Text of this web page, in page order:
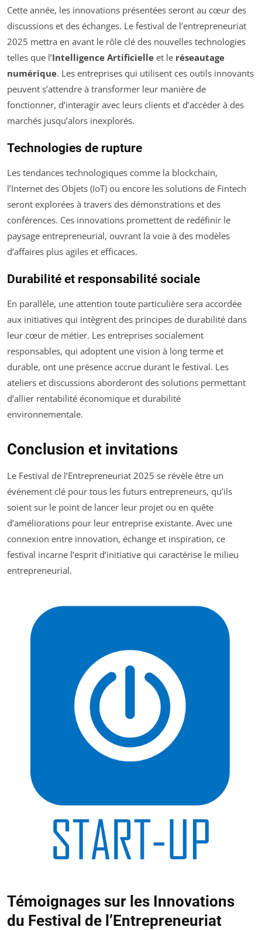
Cette année, les innovations présentées seront au cœur des
discussions et des échanges. Le festival de l’entrepreneuriat
2025 mettra en avant le rôle clé des nouvelles technologies
telles que l’Intelligence Artificielle et le réseautage
numérique. Les entreprises qui utilisent ces outils innovants
peuvent s’attendre à transformer leur manière de
fonctionner, d’interagir avec leurs clients et d’accéder à des
marchés jusqu’alors inexplorés.
Technologies de rupture
Les tendances technologiques comme la blockchain,
l’Internet des Objets (IoT) ou encore les solutions de Fintech
seront explorées à travers des démonstrations et des
conférences. Ces innovations promettent de redéfinir le
paysage entrepreneurial, ouvrant la voie à des modèles
d’affaires plus agiles et efficaces.
Durabilité et responsabilité sociale
En parallèle, une attention toute particulière sera accordée
aux initiatives qui intègrent des principes de durabilité dans
leur cœur de métier. Les entreprises socialement
responsables, qui adoptent une vision à long terme et
durable, ont une présence accrue durant le festival. Les
ateliers et discussions aborderont des solutions permettant
d’allier rentabilité économique et durabilité
environnementale.
Conclusion et invitations
Le Festival de l’Entrepreneuriat 2025 se révèle être un
événement clé pour tous les futurs entrepreneurs, qu’ils
soient sur le point de lancer leur projet ou en quête
d’améliorations pour leur entreprise existante. Avec une
connexion entre innovation, échange et inspiration, ce
festival incarne l’esprit d’initiative qui caractérise le milieu
entrepreneurial.
Témoignages sur les Innovations
du Festival de l’Entrepreneuriat